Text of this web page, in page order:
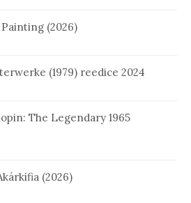
(2026)
(1979) reedice 2024
The Legendary 1965
(2026)